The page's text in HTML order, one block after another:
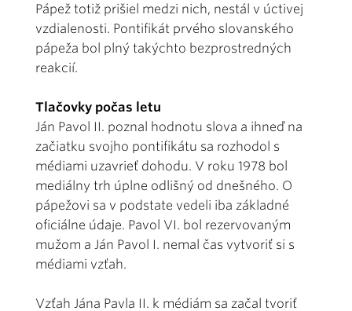
Pápež totiž prišiel medzi nich, nestál v úctivej
vzdialenosti. Pontifikát prvého slovanského
pápeža bol plný takýchto bezprostredných
reakcií.
Tlačovky počas letu
Ján Pavol II. poznal hodnotu slova a ihneď na
začiatku svojho pontifikátu sa rozhodol s
médiami uzavrieť dohodu. V roku 1978 bol
mediálny trh úplne odlišný od dnešného. O
pápežovi sa v podstate vedeli iba základné
oficiálne údaje. Pavol VI. bol rezervovaným
mužom a Ján Pavol I. nemal čas vytvoriť si s
médiami vzťah.
Vzťah Jána Pavla II. k médiám sa začal tvoriť